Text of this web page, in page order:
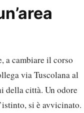
a cambiare il corso
via Tuscolana al
della città. Un odore
si è avvicinato.